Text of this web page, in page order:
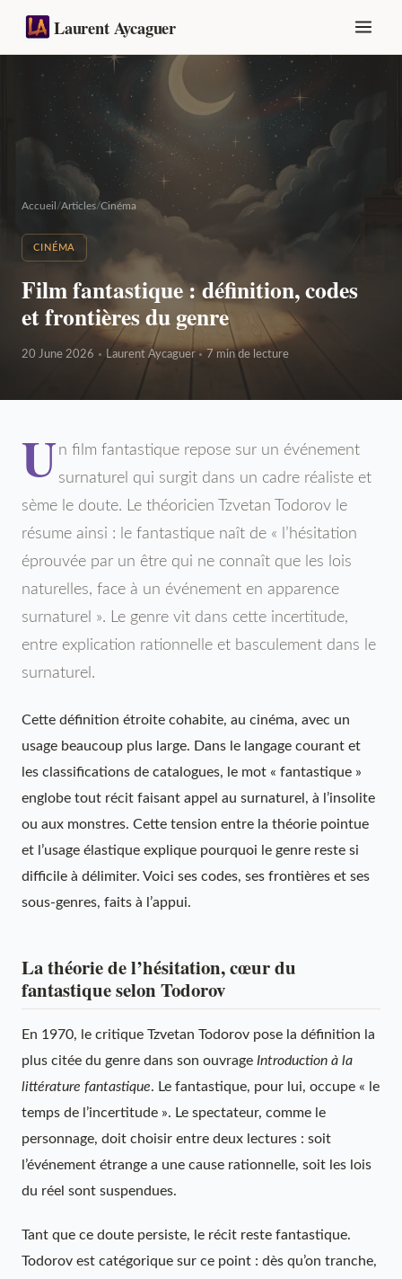
Laurent Aycaguer
Accueil /Articles/Cinéma
CINÉMA
Film fantastique : définition, codes
et frontières du genre
20 June 2026 Laurent Aycaguer 7 min de lecture
U n film fantastique repose sur un événement
surnaturel qui surgit dans un cadre réaliste et
sème le doute. Le théoricien Tzvetan Todorov le
résume ainsi : le fantastique naît de « l’hésitation
éprouvée par un être qui ne connaît que les lois
naturelles, face à un événement en apparence
surnaturel ». Le genre vit dans cette incertitude,
entre explication rationnelle et basculement dans le
surnaturel.
Cette définition étroite cohabite, au cinéma, avec un
usage beaucoup plus large. Dans le langage courant et
les classifications de catalogues, le mot « fantastique »
englobe tout récit faisant appel au surnaturel, à l’insolite
ou aux monstres. Cette tension entre la théorie pointue
et l’usage élastique explique pourquoi le genre reste si
difficile à délimiter. Voici ses codes, ses frontières et ses
sous-genres, faits à l’appui.
La théorie de l’hésitation, cœur du
fantastique selon Todorov
En 1970, le critique Tzvetan Todorov pose la définition la
plus citée du genre dans son ouvrage Introduction à la
littérature fantastique. Le fantastique, pour lui, occupe « le
temps de l’incertitude ». Le spectateur, comme le
personnage, doit choisir entre deux lectures : soit
l’événement étrange a une cause rationnelle, soit les lois
du réel sont suspendues.
Tant que ce doute persiste, le récit reste fantastique.
Todorov est catégorique sur ce point : dès qu’on tranche,